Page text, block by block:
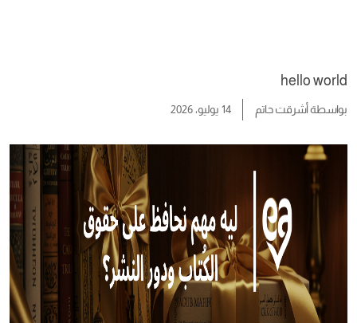
hello world
بواسطةأشرقت حاتم 14 يوليو، 2026